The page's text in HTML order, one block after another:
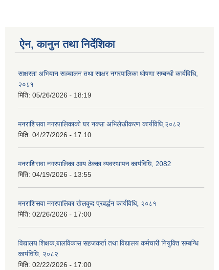
ऐन, कानुन तथा निर्देशिका
साक्षरता अभियान सञ्चालन तथा साक्षर नगरपालिका घोषणा सम्बन्धी कार्यविधि,
२०८१
मिति: 05/26/2026 - 18:19
मनराशिसवा नगरपालिकाको घर नक्सा अभिलेखीकरण कार्यविधि,२०८२
मिति: 04/27/2026 - 17:10
मनराशिसवा नगरपालिका आय ठेक्का व्यवस्थापन कार्यविधि, 2082
मिति: 04/19/2026 - 13:55
मनराशिसवा नगरपालिका खेलकुद प्रवर्द्धन कार्यविधि, २०८१
मिति: 02/26/2026 - 17:00
विद्यालय शिक्षक,बालविकास सहजकर्ता तथा विद्यालय कर्मचारी नियुक्ति सम्बन्धि
कार्यविधि, २०८२
मिति: 02/22/2026 - 17:00